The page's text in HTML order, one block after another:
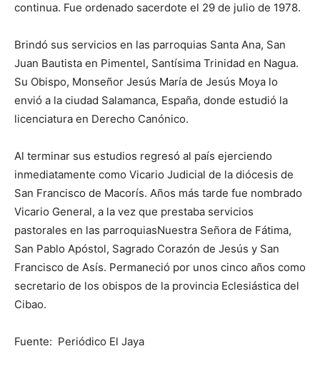
continua. Fue ordenado sa­cerdote el 29 de julio de 1978.
Brindó sus servicios en las pa­rroquias Santa Ana, San
Juan Bau­tista en Pimentel, Santísima Trini­dad en Nagua.
Su Obispo, Monse­ñor Jesús María de Jesús Moya lo
envió a la ciudad Salamanca, Es­paña, donde estudió la
licenci­atura en Derecho Canónico.
Al terminar sus estudios regre­só al país ejerciendo
inmediatamente como Vicario Judicial de la diócesis de
San Francisco de Ma­corís. Años más tarde fue nombrado
Vicario General, a la vez que prestaba servicios
pastorales en las parroquiasNuestra Señora de Fá­tima,
San Pablo Apóstol, Sagrado Corazón de Jesús y San
Francisco de Asís. Permaneció por unos cin­co años como
secretario de los obispos de la provincia Eclesiás­tica del
Cibao.
Fuente: Periódico El Jaya